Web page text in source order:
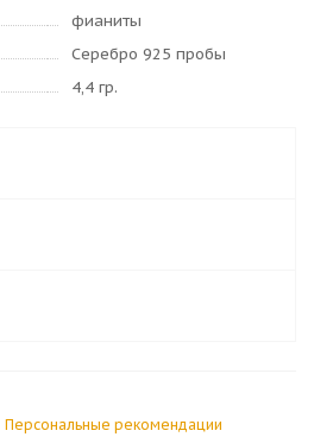
фианиты
Серебро 925 пробы
4,4 гр.
Персональные рекомендации